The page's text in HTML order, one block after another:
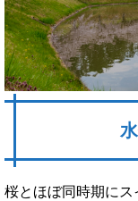
桜とほぼ同時期にス